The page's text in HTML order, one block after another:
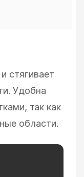
стягивает
Удобна
так как
области.